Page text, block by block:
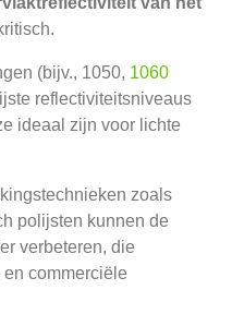
(bijv., 1050, 1060
reflectiviteitsniveaus
ideaal zijn voor lichte
zoals
polijsten kunnen de
verbeteren, die
commerciële